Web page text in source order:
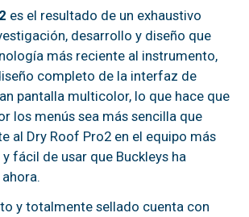
es el resultado de un exhaustivo
desarrollo y diseño que
más reciente al instrumento,
completo de la interfaz de
pantalla multicolor, lo que hace que
los menús sea más sencilla que
al Dry Roof Pro2 en el equipo más
fácil de usar que Buckleys ha
y totalmente sellado cuenta con